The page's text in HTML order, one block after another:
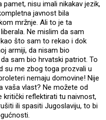
nisu imali nikakav jezik,
javnost bila
mržnje. Ali to je ta
Ne mislim da sam
što sam to rekao i dok
armiji, da nisam bio
sam bio hrvatski patriot. To
su me zbog toga prozvali u
nemaju domovine! Nije
vaša vlast? Ne možete od
kritički reflektirati tu naivnost,
ili spasiti Jugoslaviju, to bi